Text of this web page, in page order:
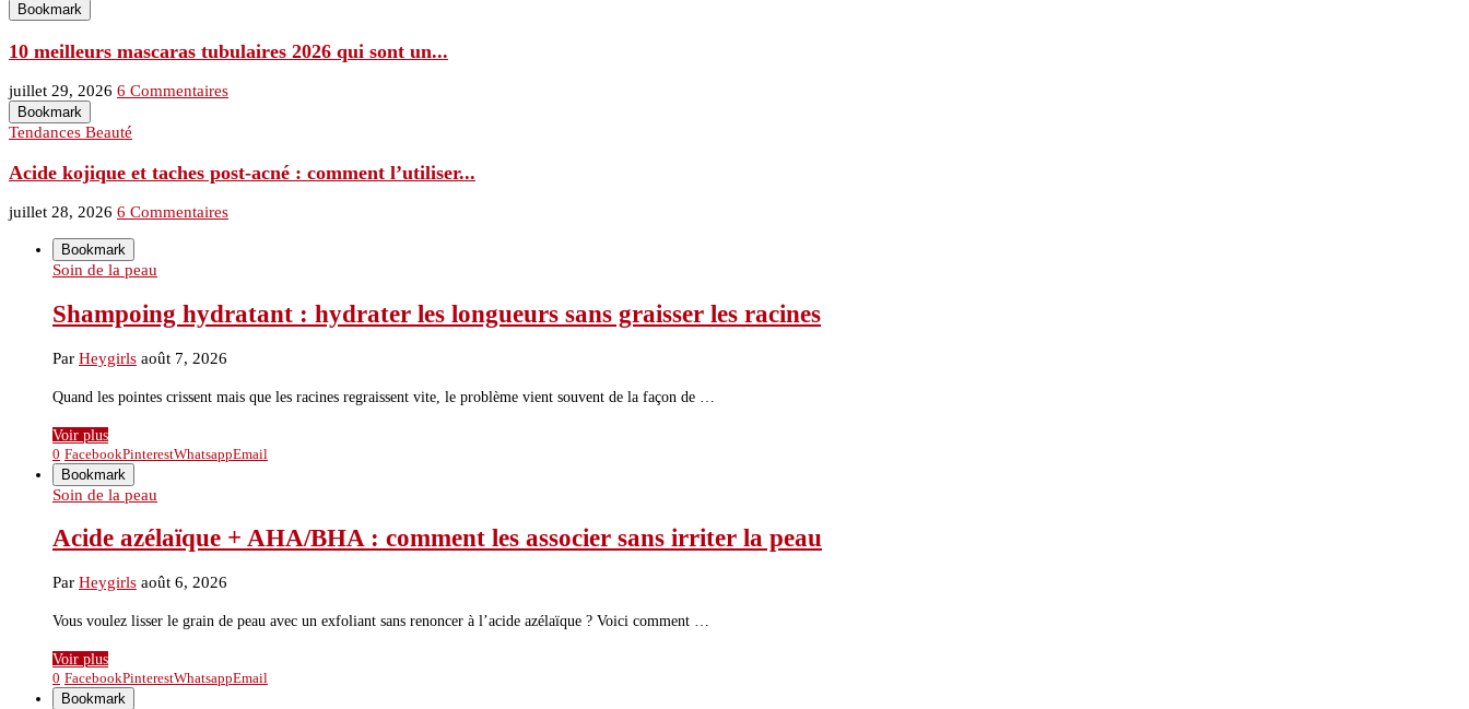
Bookmark
10 meilleurs mascaras tubulaires 2026 qui sont un...
juillet 29, 2026 6 Commentaires
Bookmark
Tendances Beauté
Acide kojique et taches post-acné : comment l’utiliser...
juillet 28, 2026 6 Commentaires
Bookmark
Soin de la peau
Shampoing hydratant : hydrater les longueurs sans graisser les racines
Par Heygirls août 7, 2026
Quand les pointes crissent mais que les racines regraissent vite, le problème vient souvent de la façon de …
Voir plus
0 FacebookPinterestWhatsappEmail
Bookmark
Soin de la peau
Acide azélaïque + AHA/BHA : comment les associer sans irriter la peau
Par Heygirls août 6, 2026
Vous voulez lisser le grain de peau avec un exfoliant sans renoncer à l’acide azélaïque ? Voici comment …
Voir plus
0 FacebookPinterestWhatsappEmail
Bookmark